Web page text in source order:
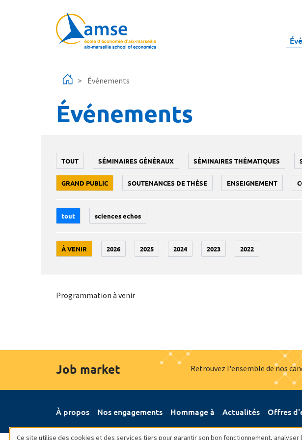
Événements
Événements
TOUT SÉMINAIRES GÉNÉRAUX SÉMINAIRES THÉMATIQUES
GRAND PUBLIC SOUTENANCES DE THÈSE ENSEIGNEMENT
tout sciences echos
À VENIR 2026 2025 2024 2023 2022
Programmation à venir
Job market Retrouvez l'ensemble de nos
À propos Nos engagements Hommage à Actualités Offres
Ce site utilise des cookies et des services tiers pour garantir son bon fonctionnement,